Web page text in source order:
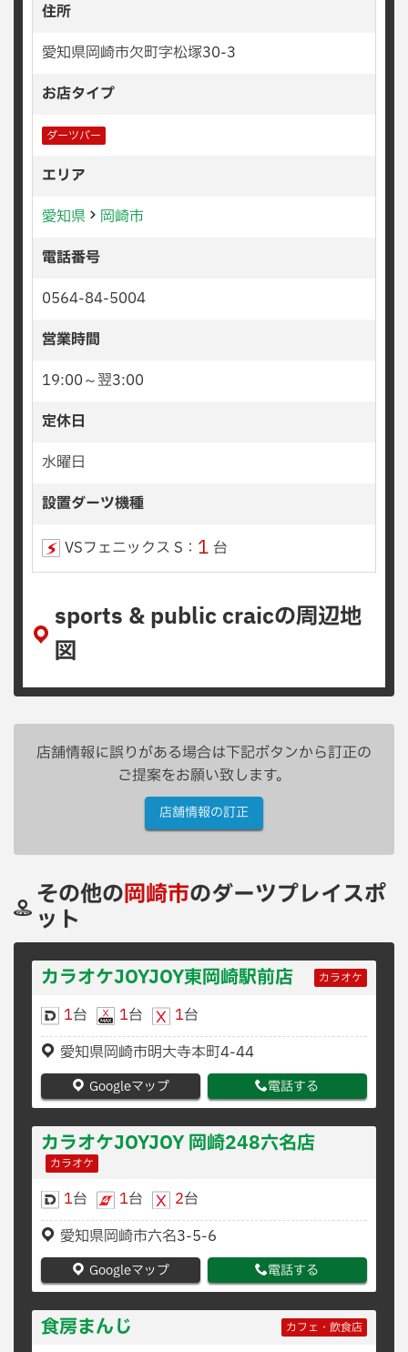
住所
愛知県岡崎市欠町字松塚30-3
お店タイプ
ダーツバー
エリア
愛知県
岡崎市
電話番号
0564-84-5004
営業時間
19:00～翌3:00
定休日
水曜日
設置ダーツ機種
VSフェニックス S： 1 台
sports & public craicの周辺地
図
店舗情報に誤りがある場合は下記ボタンから訂正の
ご提案をお願い致します。
店舗情報の訂正
その他の岡崎市のダーツプレイスポ
ット
カラオケJOYJOY東岡崎駅前店 カラオケ
1台 1台 1台
愛知県岡崎市明大寺本町4-44
Googleマップ 電話する
カラオケJOYJOY 岡崎248六名店
カラオケ
1台 1台 2台
愛知県岡崎市六名3-5-6
Googleマップ 電話する
食房まんじ カフェ・飲食店